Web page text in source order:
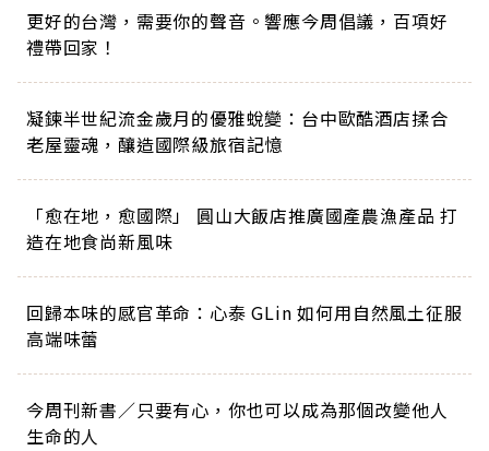
更好的台灣，需要你的聲音。響應今周倡議，百項好
禮帶回家！
凝鍊半世紀流金歲月的優雅蛻變：台中歐酷酒店揉合
老屋靈魂，釀造國際級旅宿記憶
「愈在地，愈國際」 圓山大飯店推廣國產農漁產品 打
造在地食尚新風味
回歸本味的感官革命：心泰 GLin 如何用自然風土征服
高端味蕾
今周刊新書／只要有心，你也可以成為那個改變他人
生命的人